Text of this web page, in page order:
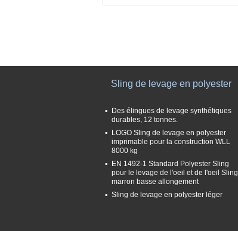
Sling de levage en polyester
Des élingues de levage synthétiques
durables, 12 tonnes.
LOGO Sling de levage en polyester
imprimable pour la construction WLL
8000 kg
EN 1492-1 Standard Polyester Sling
pour le levage de l'oeil et de l'oeil Sling
marron basse allongement
Sling de levage en polyester léger